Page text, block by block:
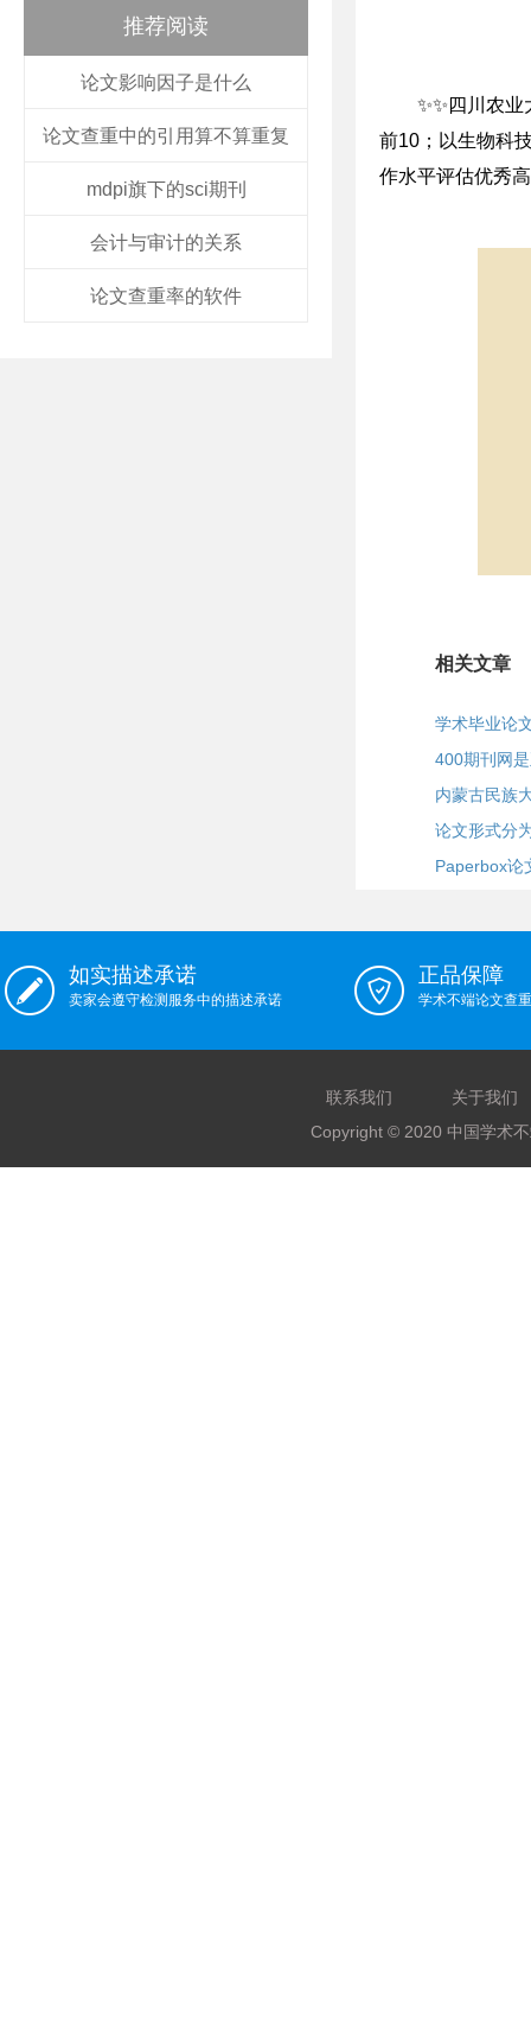
推荐阅读
论文影响因子是什么
论文查重中的引用算不算重复
mdpi旗下的sci期刊
会计与审计的关系
论文查重率的软件
✨✨四川农
前10；以生物科
作水平评估优秀
相关文章
学术毕业论
400期刊网
内蒙古民族
论文形式分
如实描述承诺
卖家会遵守检测服务中的描述承诺
正品保障
学术不端论文查
联系我们
关于我们
Copyright © 2020 中国学术